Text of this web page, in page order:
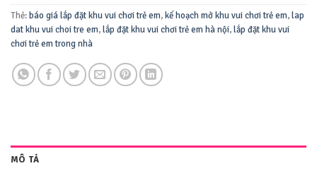
Thẻ: báo giá lắp đặt khu vui chơi trẻ em, kế hoạch mở khu vui chơi trẻ em,lap
dat khu vui choi tre em,lắp đặt khu vui chơi trẻ em hà nội,lắp đặt khu vui
chơi trẻ em trong nhà
MÔ TẢ